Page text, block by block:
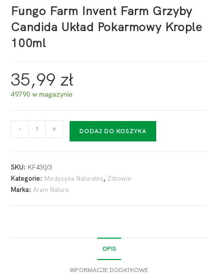
Fungo Farm Invent Farm Grzyby
Candida Układ Pokarmowy Krople
100ml
35,99 zł
49790 w magazynie
- + DODAJ DO KOSZYKA
SKU: KF430/3
Kategorie: Medycyna Naturalna, Zdrowie
Marka:Aram Natura
OPIS
INFORMACJE DODATKOWE